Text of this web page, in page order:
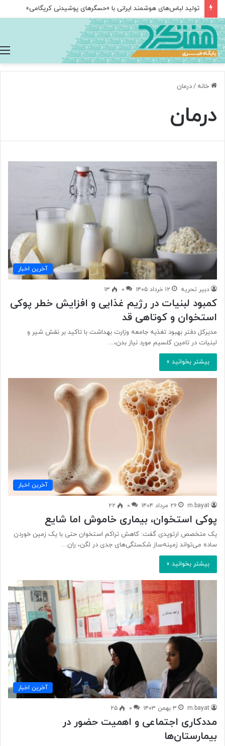
خانه /درمان
درمان
آخرین اخبار
دبیر تحریه ۱۲ خرداد ۱۴۰۵ ۰ ۱۳
کمبود لبنیات در رژیم غذایی و افزایش خطر پوکی
استخوان و کوتاهی قد
مدیرکل دفتر بهبود تغذیه جامعه وزارت بهداشت با تاکید بر نقش شیر و
لبنیات در تامین کلسیم مورد نیاز بدن،…
بیشتر بخوانید »
آخرین اخبار
m.bayat ۲۶ مرداد ۱۴۰۴ ۰ ۲۲
پوکی استخوان، بیماری خاموش اما شایع
یک متخصص ارتوپدی گفت: کاهش تراکم استخوان حتی با یک زمین خوردن
ساده می‌تواند زمینه‌ساز شکستگی‌های جدی در لگن، ران…
بیشتر بخوانید »
آخرین اخبار
m.bayat ۳ بهمن ۱۴۰۳ ۰ ۲۵
مددکاری اجتماعی و اهمیت حضور در
بیمارستان‌ها